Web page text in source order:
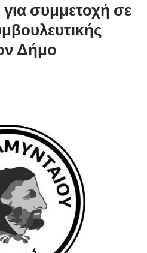
συμμετοχή σε
Δήμο